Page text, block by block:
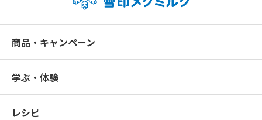
商品・キャンペーン
学ぶ・体験
レシピ